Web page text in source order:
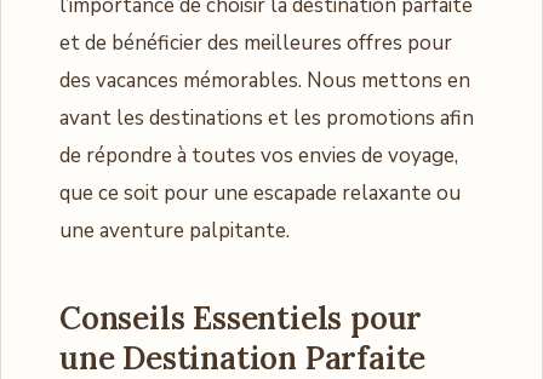
et de bénéficier des meilleures offres pour
des vacances mémorables. Nous mettons en
avant les destinations et les promotions afin
de répondre à toutes vos envies de voyage,
que ce soit pour une escapade relaxante ou
une aventure palpitante.
Conseils Essentiels pour
une Destination Parfaite